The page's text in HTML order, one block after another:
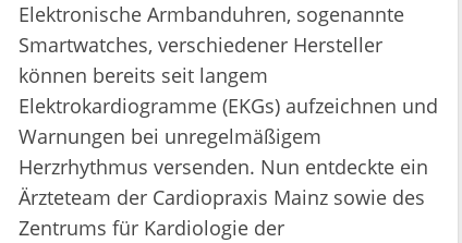
Elektronische Armbanduhren, sogenannte
Smartwatches, verschiedener Hersteller
können bereits seit langem
Elektrokardiogramme (EKGs) aufzeichnen und
Warnungen bei unregelmäßigem
Herzrhythmus versenden. Nun entdeckte ein
Ärzteteam der Cardiopraxis Mainz sowie des
Zentrums für Kardiologie der